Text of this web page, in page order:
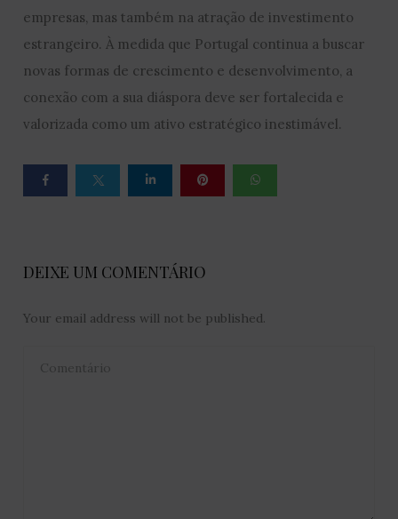
empresas, mas também na atração de investimento
estrangeiro. À medida que Portugal continua a buscar
novas formas de crescimento e desenvolvimento, a
conexão com a sua diáspora deve ser fortalecida e
valorizada como um ativo estratégico inestimável.
DEIXE UM COMENTÁRIO
Your email address will not be published.